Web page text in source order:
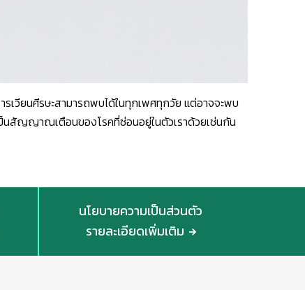
เวียนศีรษะสามารถพบได้ในทุกเพศทุกวัย แต่อาจจะพบ
ป็นสัญญาณเตือนของโรคที่ซ่อนอยู่ในตัวเราด้วยเช่นกัน
นโยบายความเป็นส่วนตัว
รายละเอียดเพิ่มเติม